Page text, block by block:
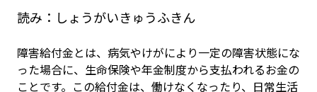
読み： しょうがいきゅうふきん
障害給付金とは、病気やけがにより一定の障害状態にな
った場合に、生命保険や年金制度から支払われるお金の
ことです。この給付金は、働けなくなったり、日常生活